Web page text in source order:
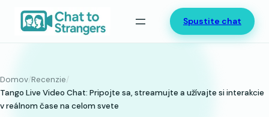
Prejsť
Spustite chat
Domov/Recenzie/
Tango Live Video Chat: Pripojte sa, streamujte a užívajte si interakcie
v reálnom čase na celom svete